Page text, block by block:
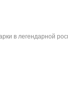
в легендарной